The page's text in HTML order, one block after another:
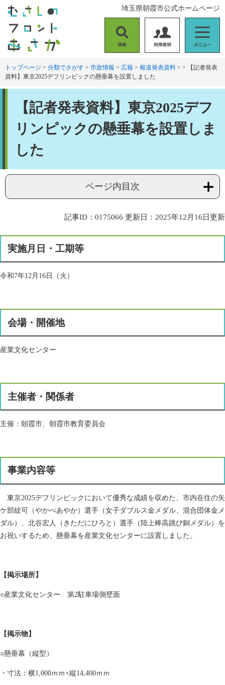
す
。
し
て
索
用
者
別
ニ
ュ
埼玉県朝霞市公式ホームページ
トップページ > 分類でさがす > 市政情報 > 広報 > 報道発表資料 > >
【記者発表
資料】東京2025デフリンピックの懸垂幕を設置しました
【記者発表資料】東京2025デフ
リンピックの懸垂幕を設置しま
した
ページ内目次
記事ID：0175066 更新日：2025年12月16日更新
実施月日・工期等
令和7年12月16日（火）
会場・開催地
産業文化センター
主催者・関係者
主催：朝霞市、朝霞市教育委員会
事業内容等​
東京2025デフリンピックにおいて優秀な成績を収めた、市内在住の矢
ケ部紋可（やかべあやか）選手（女子ダブルス金メダル、混合団体金メ
ダル）、北谷宏人（きただにひろと）選手（陸上棒高跳び銅メダル）を
お祝いするため、懸垂幕を産業文化センターに設置しました。
【掲示場所】
○産業文化センター 第2駐車場側壁面
【掲示物】
○懸垂幕（縦型）
・寸法：横1,000ｍｍ×縦14,400ｍｍ